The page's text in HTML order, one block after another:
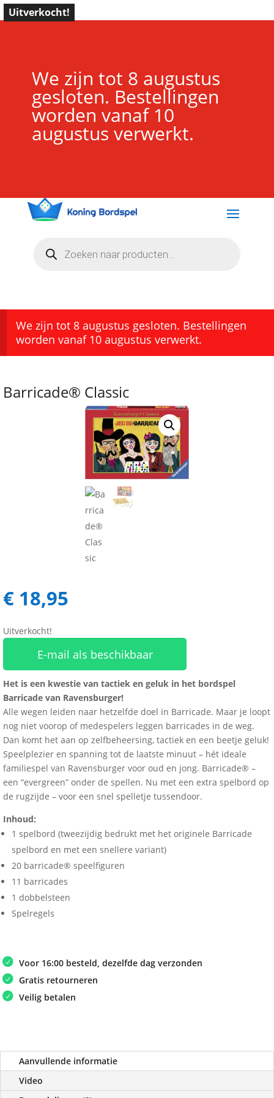
We zijn tot 8 augustus
gesloten. Bestellingen
worden vanaf 10
augustus verwerkt.
zoeken
We zijn tot 8 augustus gesloten. Bestellingen
worden vanaf 10 augustus verwerkt.
Uitverkocht!
Barricade® Classic
€ 18,95
Uitverkocht!
E-mail als beschikbaar
Het is een kwestie van tactiek en geluk in het bordspel
Barricade van Ravensburger!
Alle wegen leiden naar hetzelfde doel in Barricade. Maar je loopt
nog niet voorop of medespelers leggen barricades in de weg.
Dan komt het aan op zelfbeheersing, tactiek en een beetje geluk!
Speelplezier en spanning tot de laatste minuut – hét ideale
familiespel van Ravensburger voor oud en jong. Barricade® –
een “evergreen” onder de spellen. Nu met een extra spelbord op
de rugzijde – voor een snel spelletje tussendoor.
Inhoud:
1 spelbord (tweezijdig bedrukt met het originele Barricade
spelbord en met een snellere variant)
20 barricade® speelfiguren
11 barricades
1 dobbelsteen
Spelregels
Voor 16:00 besteld, dezelfde dag verzonden
Gratis retourneren
Veilig betalen
Aanvullende informatie
Video